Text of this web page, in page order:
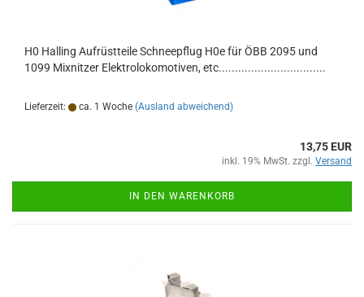
H0 Halling Aufrüstteile Schneepflug H0e für ÖBB 2095 und
1099 Mixnitzer Elektrolokomotiven, etc.................................
Lieferzeit: ca. 1 Woche (Ausland abweichend)
13,75 EUR
inkl. 19% MwSt. zzgl. Versand
IN DEN WARENKORB